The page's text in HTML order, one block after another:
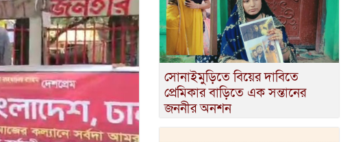
সোনাইমুড়িতে বিয়ের দাবিতে
প্রেমিকার বাড়িতে এক সন্তানের
জননীর অনশন